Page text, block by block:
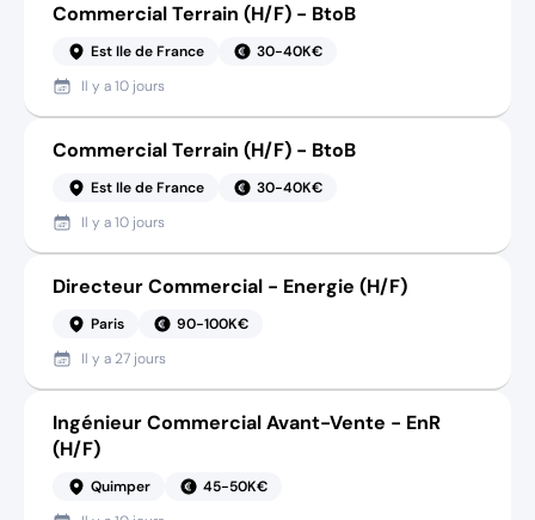
Commercial Terrain (H/F) - BtoB
Est Ile de France
30-40K€
Il y a10 jours
Commercial Terrain (H/F) - BtoB
Est Ile de France
30-40K€
Il y a10 jours
Directeur Commercial - Energie (H/F)
Paris
90-100K€
Il y a 27 jours
Ingénieur Commercial Avant-Vente - EnR
(H/F)
Quimper
45-50K€